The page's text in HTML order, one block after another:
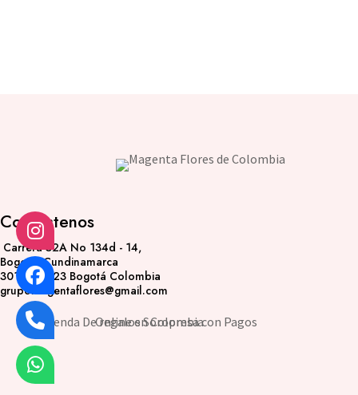
Contáctenos
Carrera 52A No 134d - 14,
Bogotá, Cundinamarca
3017394723 Bogotá Colombia
grupomagentaflores@gmail.com